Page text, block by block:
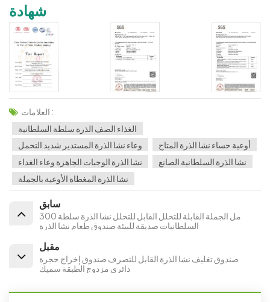
شهادة
العلامات :
الغذاء الصف الذرة سلطة السلطانية
وعاء نشا الذرة المستدير شديد التحمل
أوعية حساء نشا الذرة المتاح
نشا الذرة الوجبات الجاهزة وعاء الغداء
نشا الذرة السلطانية الصانع
نشا الذرة المغطاة الأوعية بالجملة
سابق
300 مل الجملة القابلة للتحلل القابل للتحلل نشا الذرة سلطة
السلطانيات صديقة للبيئة صندوق طعام نشا الذرة
مقبل
صندوق تغليف نشا الذرة القابل للتصرف صندوق إخراج حجرة
دائري مزدوج الطبقة سميك